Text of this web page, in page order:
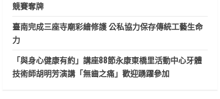
競賽奪牌
臺南完成三座寺廟彩繪修護 公私協力保存傳統工藝生命
力
「與身心健康有約」講座88節永康東橋里活動中心牙體
技術師胡明芳演講「無齒之痛」歡迎踴躍參加